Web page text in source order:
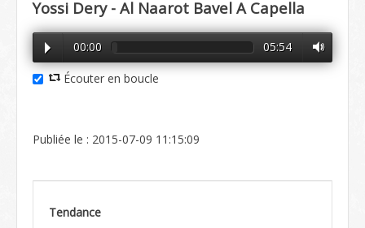
Yossi Dery - Al Naarot Bavel A Capella
00:00 05:54
Écouter en boucle
Publiée le : 2015-07-09 11:15:09
Tendance